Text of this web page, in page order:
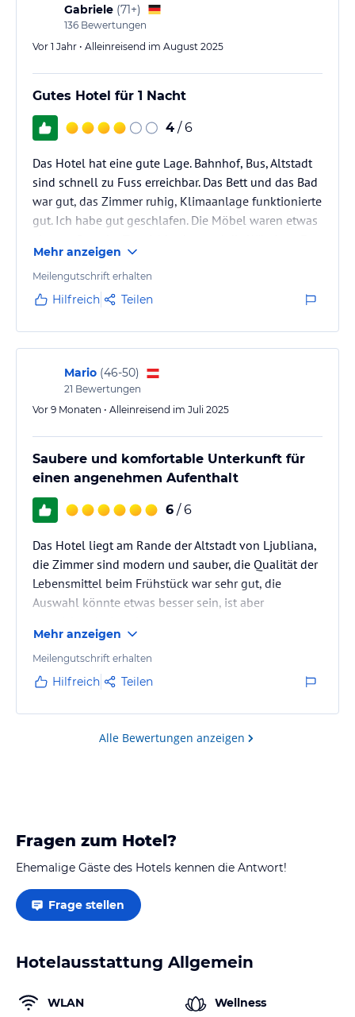
Gabriele (71+)
136 Bewertungen
Vor 1 Jahr • Alleinreisend im August 2025
Gutes Hotel für 1 Nacht
4 / 6
Das Hotel hat eine gute Lage. Bahnhof, Bus, Altstadt
sind schnell zu Fuss erreichbar. Das Bett und das Bad
war gut, das Zimmer ruhig, Klimaanlage funktionierte
gut. Ich habe gut geschlafen. Die Möbel waren etwas
renovierungsbedürftig.
Mehr anzeigen
Meilengutschrift erhalten
Hilfreich Teilen
Mario (46-50)
21 Bewertungen
Vor 9 Monaten • Alleinreisend im Juli 2025
Saubere und komfortable Unterkunft für
einen angenehmen Aufenthalt
6 / 6
Das Hotel liegt am Rande der Altstadt von Ljubliana,
die Zimmer sind modern und sauber, die Qualität der
Lebensmittel beim Frühstück war sehr gut, die
Auswahl könnte etwas besser sein, ist aber
Preis/Leistungsverhältniss rundet eine sehr positve
Erfahrung ab
Mehr anzeigen
Meilengutschrift erhalten
Hilfreich Teilen
Alle Bewertungen anzeigen
Fragen zum Hotel?
Ehemalige Gäste des Hotels kennen die Antwort!
Frage stellen
Hotelausstattung Allgemein
WLAN Wellness